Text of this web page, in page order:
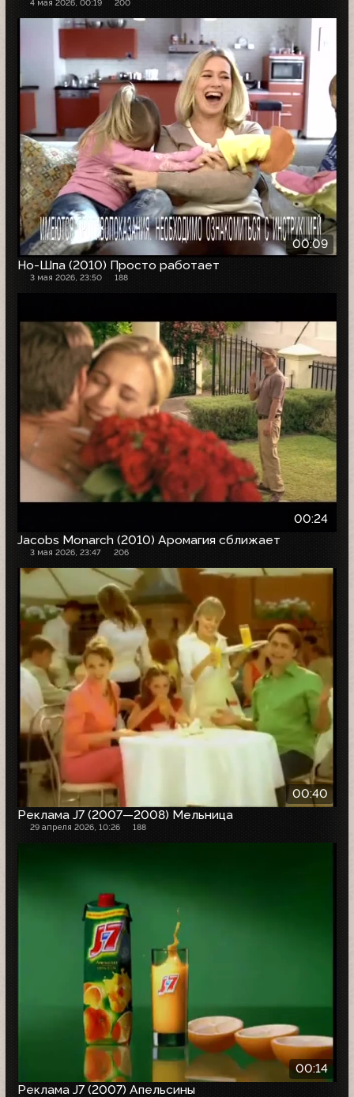
4 мая 2026, 00:19 200
00:09
Но-Шпа (2010) Просто работает
3 мая 2026, 23:50 188
00:24
Jacobs Monarch (2010) Аромагия сближает
3 мая 2026, 23:47 206
00:40
Реклама J7 (2007—2008) Мельница
29 апреля 2026, 10:26 188
00:14
Реклама J7 (2007) Апельсины